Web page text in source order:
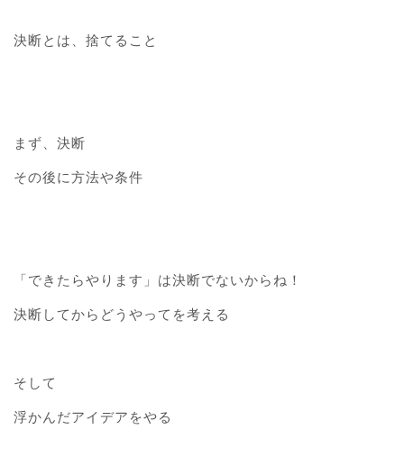
決断とは、捨てること
まず、決断
その後に方法や条件
「できたらやります」は決断でないからね！
決断してからどうやってを考える
そして
浮かんだアイデアをやる